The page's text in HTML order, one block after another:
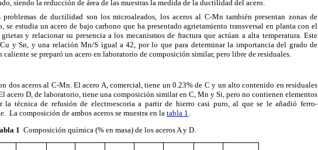
siendo la reducción de área de las muestras la medida de la ductilidad del acero.
problemas de ductilidad son los microaleados, los aceros al C-Mn también presentan zonas de
se estudia un acero de bajo carbono que ha presentado agrietamiento transversal en planta con el
y relacionar su presencia a los mecanismos de fractura que actúan a alta temperatura. Este
y Sn, y una relación Mn/S igual a 42, por lo que para determinar la importancia del grado de
se preparó un acero en laboratorio de composición similar, pero libre de residuales.
dos aceros al C-Mn. El acero A, comercial, tiene un 0.23% de C y un alto contenido en residuales
acero D, de laboratorio, tiene una composición similar en C, Mn y Si, pero no contienen elementos
la técnica de refusión de electroescoria a partir de hierro casi puro, al que se le añadió ferro-
La composición de ambos aceros se muestra en la tabla 1
1 Composición química (% en masa) de los aceros A y D.